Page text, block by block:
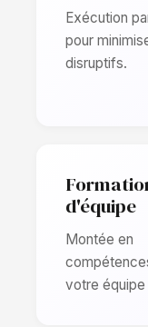
Exécution
pour
disruptifs.
d'équipe
Montée en
votre équipe